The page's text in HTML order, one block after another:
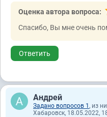
Оценка автора вопроса:
Спасибо, Вы мне очень
Ответить
Андрей
Задано вопросов 1 , из
Хабаровск, 18.05.2022,